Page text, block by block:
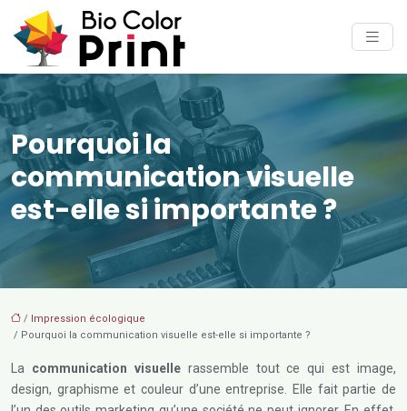
Pourquoi la
communication visuelle
est-elle si importante ?
/ Impression écologique
/ Pourquoi la communication visuelle est-elle si importante ?
La communication visuellerassemble tout ce qui est image,
design, graphisme et couleur d’une entreprise. Elle fait partie de